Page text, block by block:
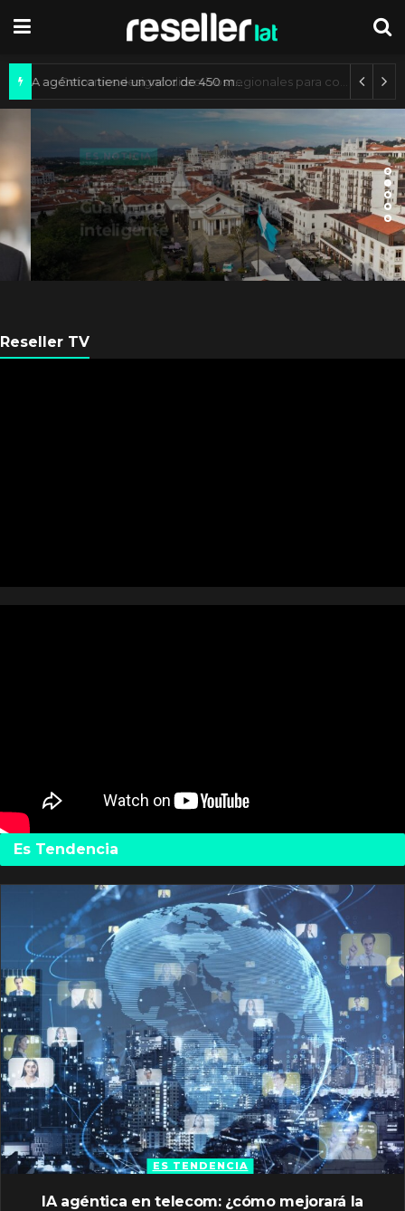
Mercado de IA agéntica tiene un valor de 450 mil millones de dólares
ES NOTICIA
Axis Communications y
Guatemala crean una ciudad
inteligente
Reseller TV
Es Tendencia
ES TENDENCIA
IA agéntica en telecom: ¿cómo mejorará la